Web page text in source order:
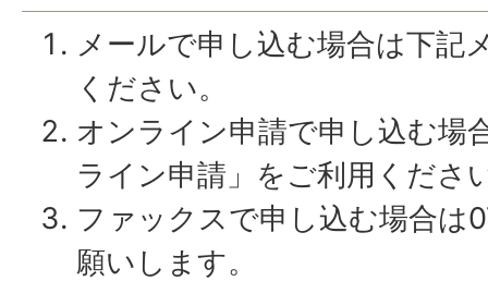
メールで申し込む場合は下記
ください。
オンライン申請で申し込む場
ライン申請」をご利用くださ
ファックスで申し込む場合
願いします。